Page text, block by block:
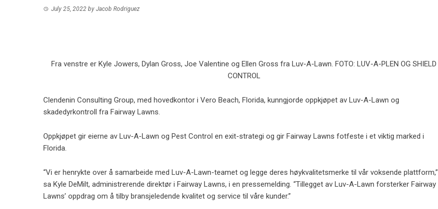
July 25, 2022 by Jacob Rodriguez
Fra venstre er Kyle Jowers, Dylan Gross, Joe Valentine og Ellen Gross fra Luv-A-Lawn. FOTO: LUV-A-PLEN OG SHIELD
CONTROL
Clendenin Consulting Group, med hovedkontor i Vero Beach, Florida, kunngjorde oppkjøpet av Luv-A-Lawn og
skadedyrkontroll fra Fairway Lawns.
Oppkjøpet gir eierne av Luv-A-Lawn og Pest Control en exit-strategi og gir Fairway Lawns fotfeste i et viktig marked i
Florida.
“Vi er henrykte over å samarbeide med Luv-A-Lawn-teamet og legge deres høykvalitetsmerke til vår voksende plattform,”
sa Kyle DeMilt, administrerende direktør i Fairway Lawns, i en pressemelding. “Tillegget av Luv-A-Lawn forsterker Fairway
Lawns’ oppdrag om å tilby bransjeledende kvalitet og service til våre kunder.”